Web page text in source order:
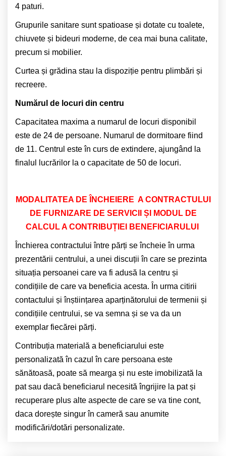
4 paturi.
Grupurile sanitare sunt spatioase și dotate cu toalete,
chiuvete și bideuri moderne, de cea mai buna calitate,
precum si mobilier.
Curtea și grădina stau la dispoziție pentru plimbări și
recreere.
Numărul de locuri din centru
Capacitatea maxima a numarul de locuri disponibil
este de 24 de persoane. Numarul de dormitoare fiind
de 11. Centrul este în curs de extindere, ajungând la
finalul lucrărilor la o capacitate de 50 de locuri.
MODALITATEA DE ÎNCHEIERE A CONTRACTULUI
DE FURNIZARE DE SERVICII ȘI MODUL DE
CALCUL A CONTRIBUȚIEI BENEFICIARULUI
Închierea contractului între părți se încheie în urma
prezentării centrului, a unei discuții în care se prezinta
situația persoanei care va fi adusă la centru și
condițiile de care va beneficia acesta. În urma citirii
contactului și înștiințarea aparținătorului de termenii și
condițiile centrului, se va semna și se va da un
exemplar fiecărei părți.
Contribuția materială a beneficiarului este
personalizată în cazul în care persoana este
sănătoasă, poate să mearga și nu este imobilizată la
pat sau dacă beneficiarul necesită îngrijire la pat și
recuperare plus alte aspecte de care se va tine cont,
daca dorește singur în cameră sau anumite
modificări/dotări personalizate.